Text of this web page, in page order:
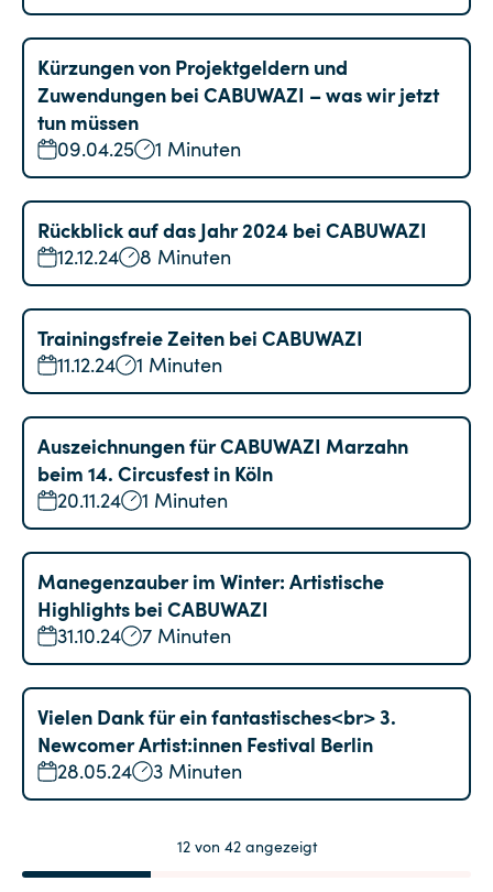
Kürzungen von Projektgeldern und
Zuwendungen bei CABUWAZI – was wir jetzt
tun müssen
09.04.25 1 Minuten
Rückblick auf das Jahr 2024 bei CABUWAZI
12.12.24 8 Minuten
Trainingsfreie Zeiten bei CABUWAZI
11.12.24 1 Minuten
Auszeichnungen für CABUWAZI Marzahn
beim 14. Circusfest in Köln
20.11.24 1 Minuten
Manegenzauber im Winter: Artistische
Highlights bei CABUWAZI
31.10.24 7 Minuten
Vielen Dank für ein fantastisches<br> 3.
Newcomer Artist:innen Festival Berlin
28.05.24 3 Minuten
12von 42angezeigt